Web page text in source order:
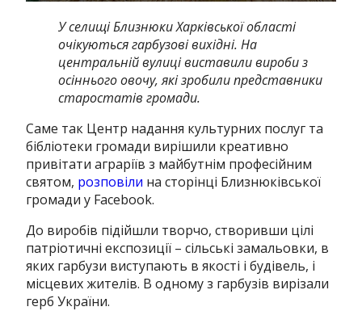
У селищі Близнюки Харківської області
очікуються гарбузові вихідні.На
центральній вулиці виставили вироби з
осіннього овочу, які зробили представники
старостатів громади.
Саме так Центр надання культурних послуг та
бібліотеки громади вирішили креативно
привітати аграріїв з майбутнім професійним
святом, розповіли на сторінці Близнюківської
громади у Facebook.
До виробів підійшли творчо, створивши цілі
патріотичні експозиції – сільські замальовки, в
яких гарбузи виступають в якості і будівель, і
місцевих жителів. В одному з гарбузів вирізали
герб України.